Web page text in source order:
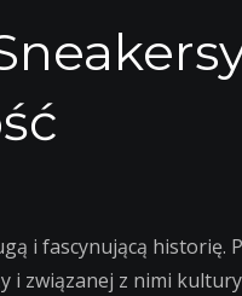
i fascynującą historię.
i związanej z nimi